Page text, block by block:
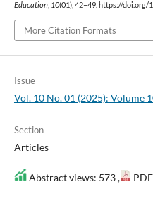
Education, 10(01), 42–49. https://
More Citation Formats
Issue
Vol. 10 No. 01 (2025): Volume
Section
Articles
Abstract views: 573 ,